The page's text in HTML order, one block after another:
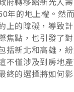
年的地上權。然
上的障礙，導致
焦點，也引發了
括新北和高雄，
不僅涉及到房地
終的選擇將如何